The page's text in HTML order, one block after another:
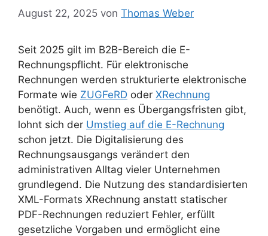
August 22, 2025 von Thomas Weber
Seit 2025 gilt im B2B-Bereich die E-
Rechnungspflicht. Für elektronische
Rechnungen werden strukturierte elektronische
Formate wie ZUGFeRD oder XRechnung
benötigt. Auch, wenn es Übergangsfristen gibt,
lohnt sich der Umstieg auf die E-Rechnung
schon jetzt. Die Digitalisierung des
Rechnungsausgangs verändert den
administrativen Alltag vieler Unternehmen
grundlegend. Die Nutzung des standardisierten
XML-Formats XRechnung anstatt statischer
PDF-Rechnungen reduziert Fehler, erfüllt
gesetzliche Vorgaben und ermöglicht eine